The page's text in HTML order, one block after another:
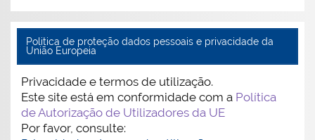
Politica de proteção dados pessoais e privacidade da
União Europeia
Privacidade e termos de utilização.
Este site está em conformidade com a Política
de Autorização de Utilizadores da UE
Por favor, consulte: